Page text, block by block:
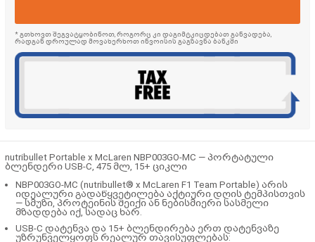
* გთხოვთ შეგვატყობინოთ, როგორც კი დაგიმტკიცდებათ განვადება,
რადგან დროულად მოვახერხოთ ინვოისის გაგზავნა ბანკში
nutribullet Portable x McLaren NBP003GO-MC — პორტატული
ბლენდერი USB-C, 475 მლ, 15+ ციკლი
NBP003GO-MC (nutribullet® x McLaren F1 Team Portable) არის
იდეალური გადაწყვეტილება აქტიური დღის ტემპისთვის
— სმუზი, პროტეინის შეიქი ან ნებისმიერი სასმელი
მზადდება იქ, სადაც ხარ.
USB-C დატენვა და 15+ ბლენდირება ერთ დატენვაზე
უზრუნველყოფს რეალურ თავისუფლებას: